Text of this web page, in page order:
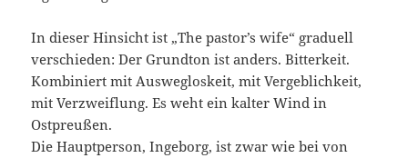
In dieser Hinsicht ist „The pastor’s wife“ graduell
verschieden: Der Grundton ist anders. Bitterkeit.
Kombiniert mit Auswegloskeit, mit Vergeblichkeit,
mit Verzweiflung. Es weht ein kalter Wind in
Ostpreußen.
Die Hauptperson, Ingeborg, ist zwar wie bei von